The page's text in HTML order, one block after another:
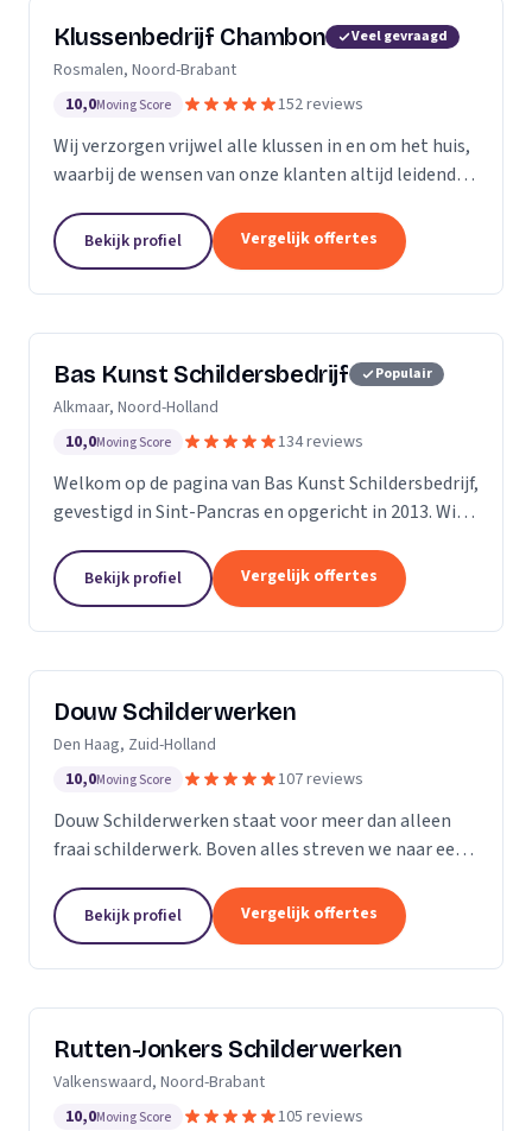
Klussenbedrijf Chambon Veel gevraagd
Rosmalen, Noord-Brabant
10,0Moving Score 152 reviews
Wij verzorgen vrijwel alle klussen in en om het huis,
waarbij de wensen van onze klanten altijd leidend
afspraak. Dankzij ons vakmanschap en direct...
Bekijk profiel Vergelijk offertes
Bas Kunst Schildersbedrijf Populair
Alkmaar, Noord-Holland
10,0Moving Score 134 reviews
Welkom op de pagina van Bas Kunst Schildersbedrijf,
gevestigd in Sint-Pancras en opgericht in 2013. Wij
ook regelmatig leerlingen op. Met...
Bekijk profiel Vergelijk offertes
Douw Schilderwerken
Den Haag, Zuid-Holland
10,0Moving Score 107 reviews
Douw Schilderwerken staat voor meer dan alleen
fraai schilderwerk. Boven alles streven we naar een
kostenbesparend voor u als klant. Bovendien kunt u
rekenen op...
Bekijk profiel Vergelijk offertes
Rutten-Jonkers Schilderwerken
Valkenswaard, Noord-Brabant
10,0Moving Score 105 reviews